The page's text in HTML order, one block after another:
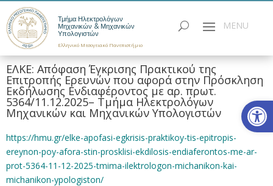
Τμήμα Ηλεκτρολόγων
Μηχανικών & Μηχανικών
Υπολογιστών
Ελληνικό Μεσογειακό Πανεπιστήμιο
ΕΛΚΕ: Απόφαση Έγκρισης Πρακτικού της
Επιτροπής Ερευνών που αφορά στην Πρόσκληση
Εκδήλωσης Ενδιαφέροντος με αρ. πρωτ.
5364/11.12.2025– Τμήμα Ηλεκτρολόγων
Μηχανικών και Μηχανικών Υπολογιστών
https://hmu.gr/elke-apofasi-egkrisis-praktikoy-tis-epitropis-
ereynon-poy-afora-stin-prosklisi-ekdilosis-endiaferontos-me-ar-
prot-5364-11-12-2025-tmima-ilektrologon-michanikon-kai-
michanikon-ypologiston/